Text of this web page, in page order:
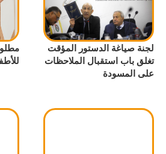
لجنة صياغة الدستور المؤقت
تغلق باب استقبال الملاحظات
على المسودة